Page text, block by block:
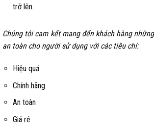
trở lên.
Chúng tôi cam kết mang đến khách hàng
an toàn cho người sử dụng với các tiêu chí:
Hiệu quả
Chính hãng
An toàn
Giá rẻ